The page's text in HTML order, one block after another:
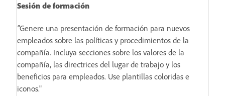
Sesión de formación
"Genere una presentación de formación para nuevos
empleados sobre las políticas y procedimientos de la
compañía. Incluya secciones sobre los valores de la
compañía, las directrices del lugar de trabajo y los
beneficios para empleados. Use plantillas coloridas e
iconos."